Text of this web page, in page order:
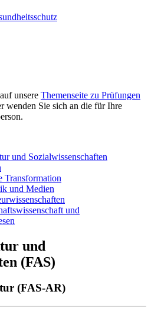
unsere Themenseite zu Prüfungen
wenden Sie sich an die für Ihre
und Sozialwissenschaften
Transformation
und Medien
und
und
(FAS)
(FAS-AR)